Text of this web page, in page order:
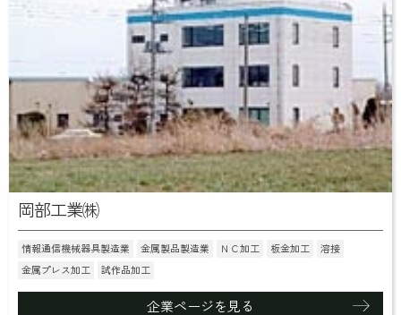
岡部工業㈱
情報通信機械器具製造業 金属製品製造業 ＮＣ加工 板金加工
溶接
金属プレス加工
試作品加工
企業ページを見る